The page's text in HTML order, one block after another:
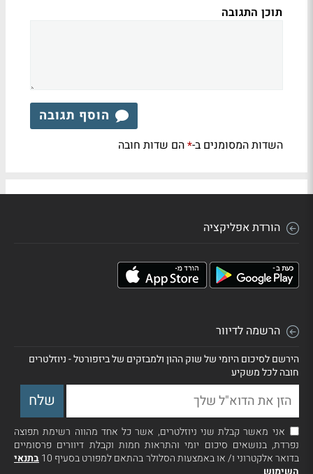
תוכן התגובה
הוסף תגובה
השדות המסומנים ב-*הם שדות חובה
הורדת אפליקציה
הרשמה לדיוור
הירשם לסיכום היומי של שוק ההון ולמבזקים של ביזפורטל - ניוזלטרים
חובה לכל משקיע
אני מאשר קבלת שני ניוזלטרים, אשר כל אחד מהווה רשימת תפוצה
נפרדת, בנושאים סיכום יומי והתראות חמות וקבלת דיוורים פרסומיים
בדואר אלקטרוני ו/ או באמצעות הסלולר בהתאם למפורט בסעיף 10
בתנאי